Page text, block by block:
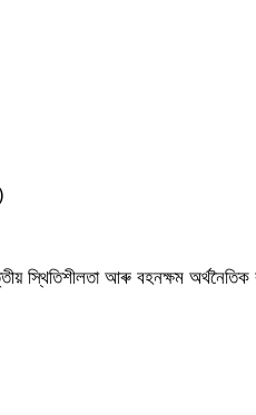
স্থিতিশীলতা আৰু বহনক্ষম